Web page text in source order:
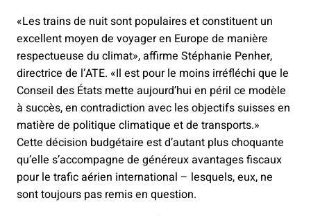
«Les trains de nuit sont populaires et constituent un
excellent moyen de voyager en Europe de manière
respectueuse du climat», affirme Stéphanie Penher,
directrice de l’ATE. «Il est pour le moins irréfléchi que le
Conseil des États mette aujourd’hui en péril ce modèle
à succès, en contradiction avec les objectifs suisses en
matière de politique climatique et de transports.»
Cette décision budgétaire est d’autant plus choquante
qu’elle s’accompagne de généreux avantages fiscaux
pour le trafic aérien international – lesquels, eux, ne
sont toujours pas remis en question.